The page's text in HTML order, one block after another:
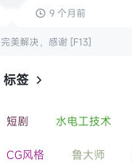
9 个月前
完美解决，感谢 [F13]
标签
短剧 水电工技术
CG风格 鲁大师